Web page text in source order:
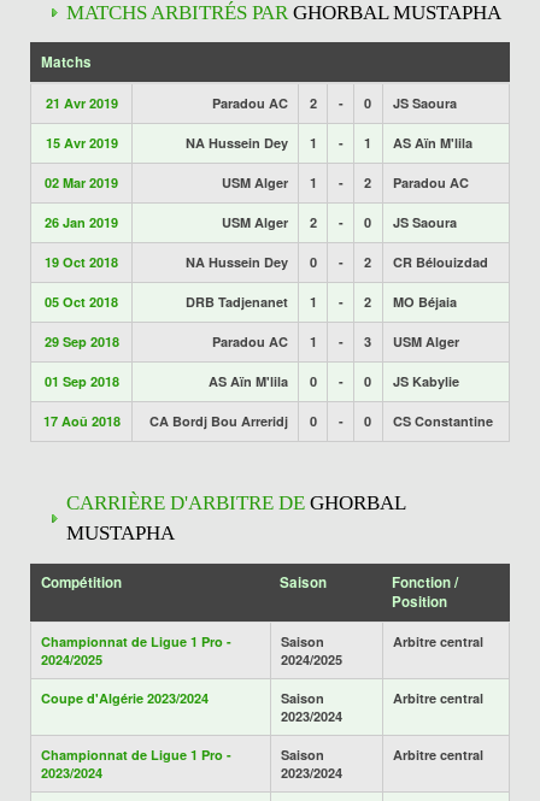
MATCHS ARBITRÉS PARGHORBAL MUSTAPHA
Matchs
21 Avr 2019 Paradou AC 2 - 0 JS Saoura
15 Avr 2019 NA Hussein Dey 1 - 1 AS Aïn M'lila
02 Mar 2019 USM Alger 1 - 2 Paradou AC
26 Jan 2019 USM Alger 2 - 0 JS Saoura
19 Oct 2018 NA Hussein Dey 0 - 2 CR Bélouizdad
05 Oct 2018 DRB Tadjenanet 1 - 2 MO Béjaia
29 Sep 2018 Paradou AC 1 - 3 USM Alger
01 Sep 2018 AS Aïn M'lila 0 - 0 JS Kabylie
17 Aoû 2018 CA Bordj Bou Arreridj 0 - 0 CS Constantine
CARRIÈRE D'ARBITRE DE GHORBAL
MUSTAPHA
Compétition Saison
Fonction /
Position
Championnat de Ligue 1 Pro -
2024/2025
Saison
2024/2025
Arbitre central
Coupe d'Algérie 2023/2024
Saison
2023/2024
Arbitre central
Championnat de Ligue 1 Pro -
2023/2024
Saison
2023/2024
Arbitre central